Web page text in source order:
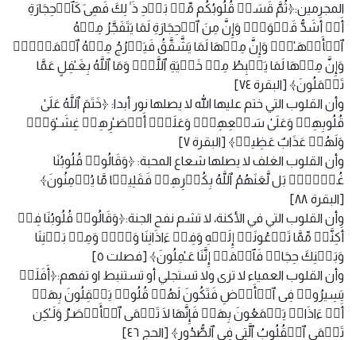
المجرمين:﴿ثُمَّ قَسَتۡ قُلُوبُكُم مِّنۢ بَعۡدِ ذَ ٰ⁠لِكَ فَهِیَ كَٱلۡحِجَارَةِ
أَوۡ أَشَدُّ قَسۡوَةࣰۚ وَإِنَّ مِنَ ٱلۡحِجَارَةِ لَمَا یَتَفَجَّرُ مِنۡهُ
ٱلۡأَنۡهَـٰرُۚ وَإِنَّ مِنۡهَا لَمَا یَشَّقَّقُ فَیَخۡرُجُ مِنۡهُ ٱلۡمَاۤءُۚ
وَإِنَّ مِنۡهَا لَمَا یَهۡبِطُ مِنۡ خَشۡیَةِ ٱللَّهِۗ وَمَا ٱللَّهُ بِغَـٰفِلٍ عَمَّا
تَعۡمَلُونَ﴾ [البقرة ٧٤]
وأن القلوب التي ختم عليها الله لا يصلها نور أبدا: ﴿خَتَمَ ٱللَّهُ عَلَىٰ
قُلُوبِهِمۡ وَعَلَىٰ سَمۡعِهِمۡۖ وَعَلَىٰۤ أَبۡصَـٰرِهِمۡ غِشَـٰوَةࣱۖ
وَلَهُمۡ عَذَابٌ عَظِیمࣱ﴾ [البقرة ٧]
وأن القلوب الغلف لا يصلها شعاع المحبة: ﴿وَقَالُوا۟ قُلُوبُنَا
غُلۡفُۢۚ بَل لَّعَنَهُمُ ٱللَّهُ بِكُفۡرِهِمۡ فَقَلِیلࣰا مَّا یُؤۡمِنُونَ﴾
[البقرة ٨٨]
وأن القلوب التي في الأكنة، لا تشم نفح الجنة:﴿وَقَالُوا۟ قُلُوبُنَا فِیۤ
أَكِنَّةࣲ مِّمَّا تَدۡعُونَاۤ إِلَیۡهِ وَفِیۤ ءَاذَانِنَا وَقۡرࣱ وَمِنۢ بَیۡنِنَا
وَبَیۡنِكَ حِجَابࣱ فَٱعۡمَلۡ إِنَّنَا عَـٰمِلُونَ﴾ [فصلت ٥]
وأن القلوب العمياء لا ترى ولا تستجلي أو تستنبط او تفهم:﴿أَفَلَمۡ
یَسِیرُوا۟ فِی ٱلۡأَرۡضِ فَتَكُونَ لَهُمۡ قُلُوبࣱ یَعۡقِلُونَ بِهَاۤ
أَوۡ ءَاذَانࣱ یَسۡمَعُونَ بِهَاۖ فَإِنَّهَا لَا تَعۡمَى ٱلۡأَبۡصَـٰرُ وَلَـٰكِن
تَعۡمَى ٱلۡقُلُوبُ ٱلَّتِی فِی ٱلصُّدُورِ﴾ [الحج ٤٦]